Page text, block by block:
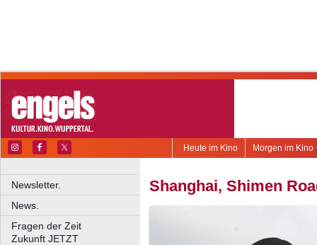
Morgen im Kino
Heute im Kino
Newsletter.
News.
Fragen der Zeit
Zukunft JETZT
Shanghai, Shimen